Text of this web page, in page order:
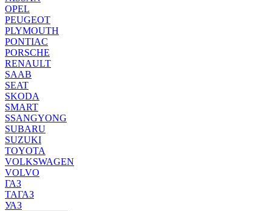
OPEL
PEUGEOT
PLYMOUTH
PONTIAC
PORSCHE
RENAULT
SAAB
SEAT
SKODA
SMART
SSANGYONG
SUBARU
SUZUKI
TOYOTA
VOLKSWAGEN
VOLVO
ГАЗ
ТАГАЗ
УАЗ